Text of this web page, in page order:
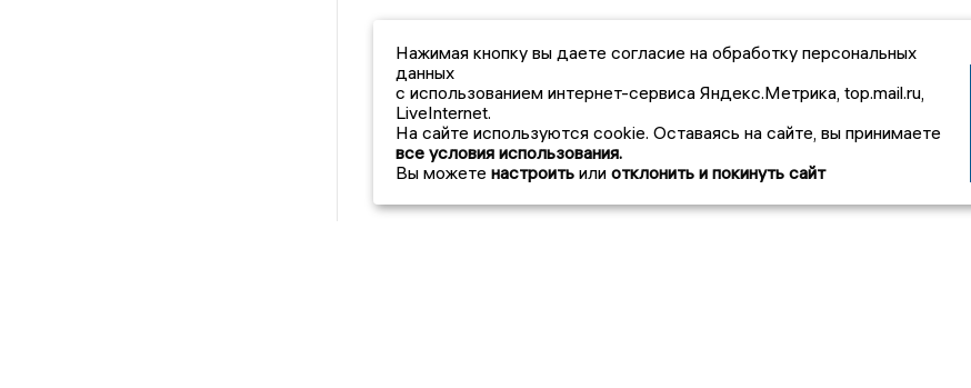
Нажимая кнопку вы даете согласие на обработку персональных
данных
с использованием интернет-сервиса Яндекс.Метрика, top.mail.ru,
LiveInternet.
На сайте используются cookie. Оставаясь на сайте, вы принимаете
все условия использования.
Вы можете настроить или отклонить и покинуть сайт